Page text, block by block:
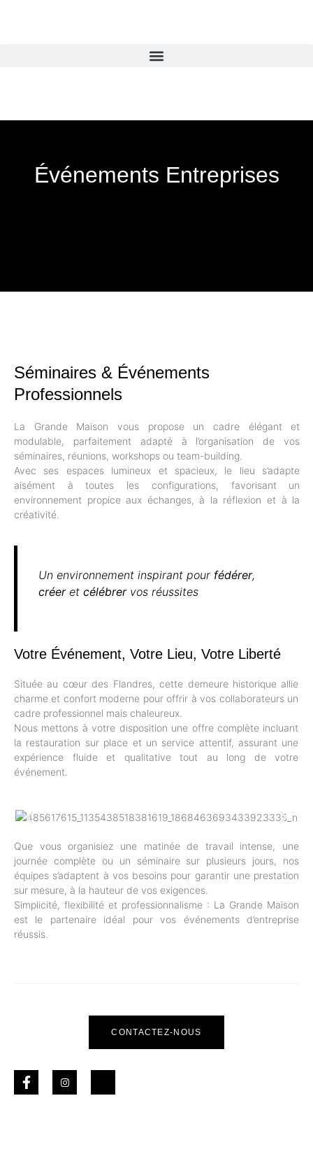
Événements Entreprises
Séminaires & Événements
Professionnels
La Grande Maison vous propose un cadre élégant et
modulable, parfaitement adapté à l’organisation de vos
séminaires, réunions, workshops ou team-building.
Avec ses espaces lumineux et spacieux, le lieu s’adapte
aisément à toutes les configurations, favorisant un
environnement propice aux échanges, à la réflexion et à la
créativité.
Un environnement inspirant pour fédérer,
créeret célébrervos réussites
Votre Événement, Votre Lieu, Votre Liberté
Située au cœur des Flandres, cette demeure historique allie
charme et confort moderne pour offrir à vos collaborateurs un
cadre professionnel mais chaleureux.
Nous mettons à votre disposition une offre complète incluant
la restauration sur place et un service attentif, assurant une
expérience fluide et qualitative tout au long de votre
événement.
Que vous organisiez une matinée de travail intense, une
journée complète ou un séminaire sur plusieurs jours, nos
équipes s’adaptent à vos besoins pour garantir une prestation
sur mesure, à la hauteur de vos exigences.
Simplicité, flexibilité et professionnalisme : La Grande Maison
est le partenaire idéal pour vos événements d’entreprise
réussis.
CONTACTEZ-NOUS